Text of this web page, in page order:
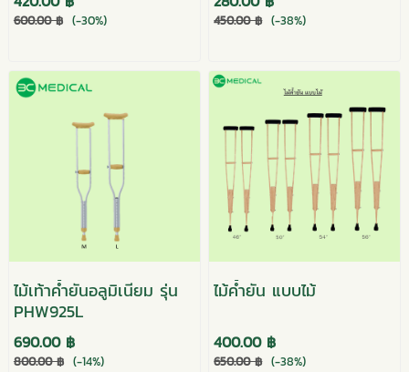
600.00 ฿ (-30%) 450.00 ฿ (-38%)
ไม้เท้าค้ำยันอลูมิเนียม รุ่น
PHW925L
690.00 ฿
800.00 ฿ (-14%)
ไม้ค้ำยัน แบบไม้
400.00 ฿
650.00 ฿ (-38%)